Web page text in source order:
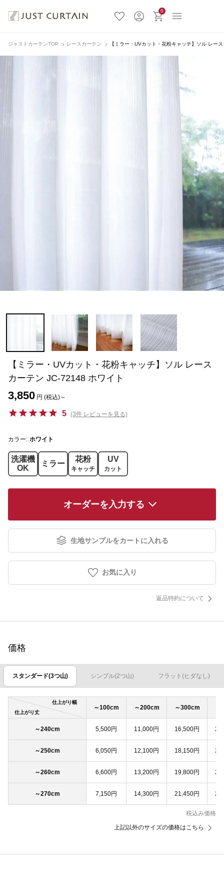
0
ジャストカーテンTOP レースカーテン 【ミラー・UVカット・花粉キャッチ】ソル レー
【ミラー・UVカット・花粉キャッチ】ソル レース
カーテン JC-72148 ホワイト
3,850 円 (税込)～
5 (3件 レビューを見る)
カラー: ホワイト
洗濯機
OK
ミラー
花粉
キャッチ
UV
カット
オーダーを入力する
生地サンプルをカートに入れる
お気に入り
返品特約について
価格
スタンダード(3つ山) シンプル(2つ山) フラット(ヒダなし)
仕上がり幅
仕上がり丈
～100cm ～200cm ～300cm
～240cm 5,500円 11,000円 16,500円
～250cm 6,050円 12,100円 18,150円
～260cm 6,600円 13,200円 19,800円
～270cm 7,150円 14,300円 21,450円
税込み価格
上記以外のサイズの価格はこちら